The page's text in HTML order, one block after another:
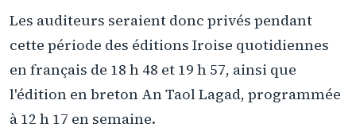
Les auditeurs seraient donc privés pendant
cette période des éditions Iroise quotidiennes
en français de 18 h 48 et 19 h 57, ainsi que
l'édition en breton An Taol Lagad, programmée
à 12 h 17 en semaine.